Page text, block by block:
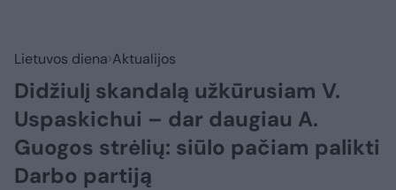
Lietuvos diena Aktualijos
Didžiulį skandalą užkūrusiam V.
Uspaskichui – dar daugiau A.
Guogos strėlių: siūlo pačiam palikti
Darbo partiją